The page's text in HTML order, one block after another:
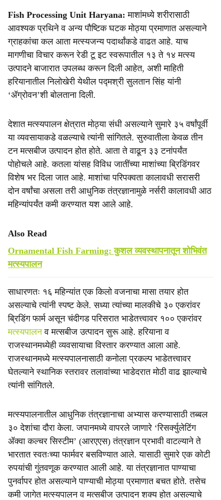
r
e
Fish Processing Unit Haryana: माशांमध्ये शरीरासाठी
आवश्यक प्रथिने व अन्य पौष्टिक घटक मोठ्या प्रमाणात असल्याने
ग्राहकांचा कल आता मत्स्यजन्य पदार्थांकडे वाढत आहे. याच
मागणीचा विचार करून रेडी टू इट स्वरूपातील १३ ते १४ मत्स्य
उत्पादने बाजारात उपलब्ध करून दिली आहेत, अशी माहिती
हरियानातील निलोखेरी येथील पद्मश्री सुलतान सिंह यांनी
‘ॲग्रोवन’शी बोलताना दिली.
देशात मत्स्यपालन क्षेत्रात मोठ्या संधी असल्याने सुमारे ३५ वर्षांपूर्वी
या व्यवसायाकडे वळल्याचे त्यांनी सांगितले. सुरुवातीला केवळ तीन
टन मत्सबीज उत्पादन होत होते. आता ते वाढून ३३ टनांपर्यंत
पोहोचले आहे. कतला यांसह विविध जातींच्या माशांच्या ब्रिडिंगवर
विशेष भर दिला जात आहे. माशांचा परिपक्वता कालावधी सरासरी
दोन वर्षांचा असला तरी आधुनिक तंत्रज्ञानामुळे नर्सरी कालावधी आठ
महिन्यांपर्यंत कमी करण्यात यश आले आहे.
Also Read
Ornamental Fish Farming: कुशल व्यवस्थापनातून शोभिवंत
मत्स्यपालन
साधारणतः १६ महिन्यांत एक किलो वजनाचा मासा तयार होत
असल्याचे त्यांनी स्पष्ट केले. सध्या त्यांच्या मालकीचे ३० एकरांवर
ब्रिडिंग फार्म असून चंदीगड परिसरात भाडेतत्त्वावर १०० एकरांवर
मत्स्यपालनव मत्सबीज उत्पादन सुरू आहे. हरियाना व
राजस्थानमध्येही व्यवसायाचा विस्तार करण्यात आला आहे.
राजस्थानमध्ये मत्स्यपालनासाठी कनोला प्रकल्प भाडेतत्त्वावर
घेतल्याने स्थानिक स्तरावर तलावांच्या भाडेदरात मोठी वाढ झाल्याचे
त्यांनी सांगितले.
मत्स्यपालनातील आधुनिक तंत्रज्ञानाचा अभ्यास करण्यासाठी तब्बल
३० देशांचा दौरा केला. जपानमध्ये वापरले जाणारे ‘रिसर्क्युलेटिंग
ॲक्वा कल्चर सिस्टीम’ (आरएएस) तंत्रज्ञान प्रभावी वाटल्याने ते
भारतात स्वतःच्या फार्मवर बसविण्यात आले. यासाठी सुमारे एक कोटी
रुपयांची गुंतवणूक करण्यात आली आहे. या तंत्रज्ञानात पाण्याचा
पुनर्वापर होत असल्याने पाण्याची मोठ्या प्रमाणात बचत होते. तसेच
कमी जागेत मत्स्यपालन व मत्सबीज उत्पादन शक्य होत असल्याचे